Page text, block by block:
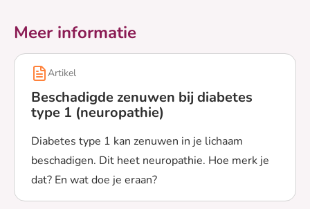
Meer informatie
Artikel
Beschadigde zenuwen bij diabetes
type 1 (neuropathie)
Diabetes type 1 kan zenuwen in je lichaam
beschadigen. Dit heet neuropathie. Hoe merk je
dat? En wat doe je eraan?
Lees meer over Beschadigde zenuwen bij diabetes